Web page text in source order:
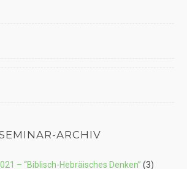
ARCHIV
– “Biblisch-Hebräisches Denken” (3)